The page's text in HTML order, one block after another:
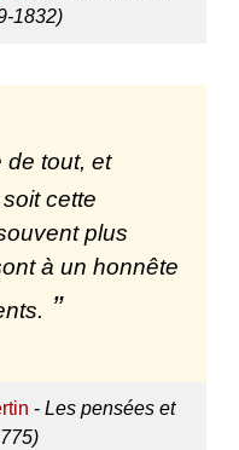
1832)
de tout, et
cette
plus
à un honnête
- Les pensées et